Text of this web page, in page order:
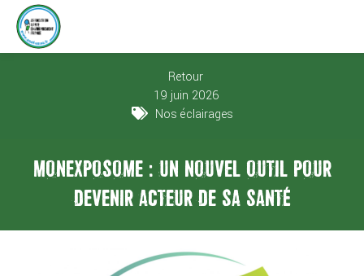
Retour
19 juin 2026
Nos éclairages
MONEXPOSOME : UN NOUVEL OUTIL POUR
DEVENIR ACTEUR DE SA SANTÉ